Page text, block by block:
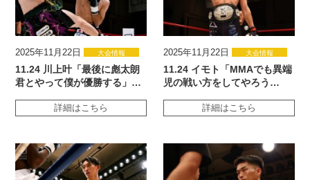
2025年11月22日 大会情報
11.24 川上叶「最後に彪太朗
君とやって僕が優勝する」…
詳細はこちら
2025年11月22日 大会情報
11.24 イモト「MMAでも異端
児の戦い方をしてやろう…
詳細はこちら